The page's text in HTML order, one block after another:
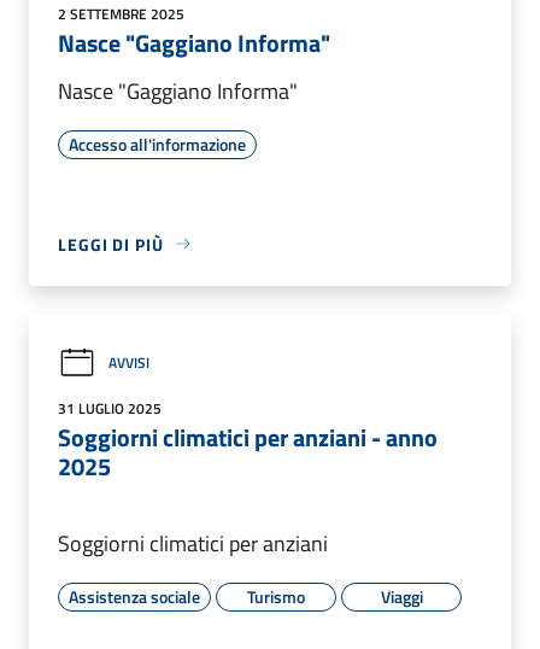
2 SETTEMBRE 2025
Nasce "Gaggiano Informa"
Nasce "Gaggiano Informa"
Accesso all'informazione
LEGGI DI PIÙ
AVVISI
31 LUGLIO 2025
Soggiorni climatici per anziani - anno
2025
Soggiorni climatici per anziani
Assistenza sociale Turismo Viaggi